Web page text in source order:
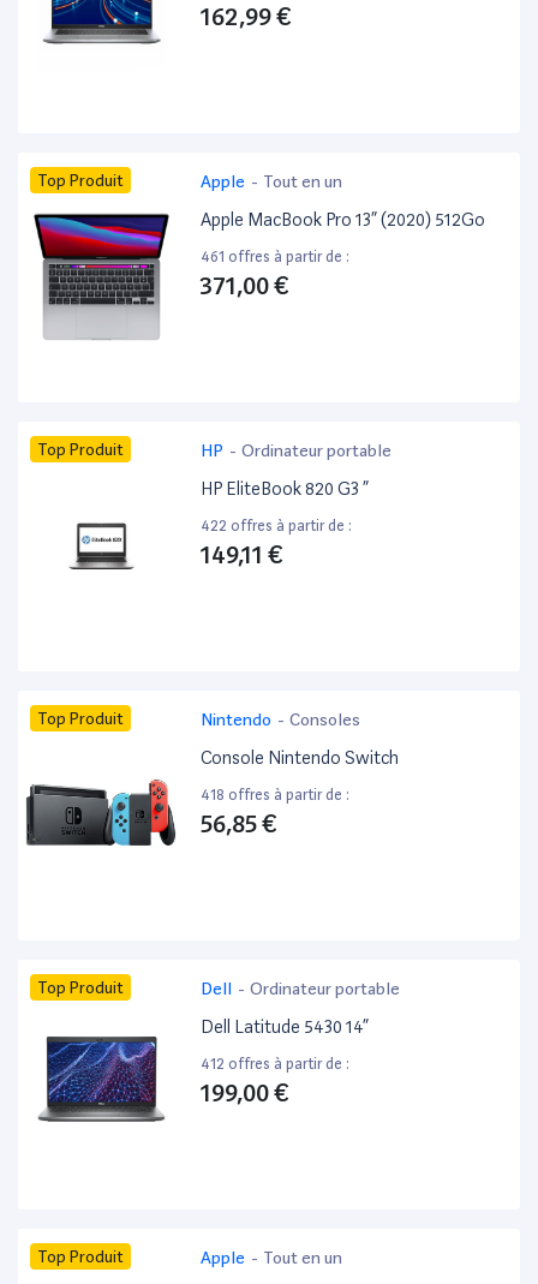
162,99 €
Top Produit Apple - Tout en un
Apple MacBook Pro 13” (2020) 512Go
461 offres à partir de :
371,00 €
Top Produit HP - Ordinateur portable
HP EliteBook 820 G3 ”
422 offres à partir de :
149,11 €
Top Produit Nintendo - Consoles
Console Nintendo Switch
418 offres à partir de :
56,85 €
Top Produit Dell - Ordinateur portable
Dell Latitude 5430 14”
412 offres à partir de :
199,00 €
Top Produit Apple - Tout en un